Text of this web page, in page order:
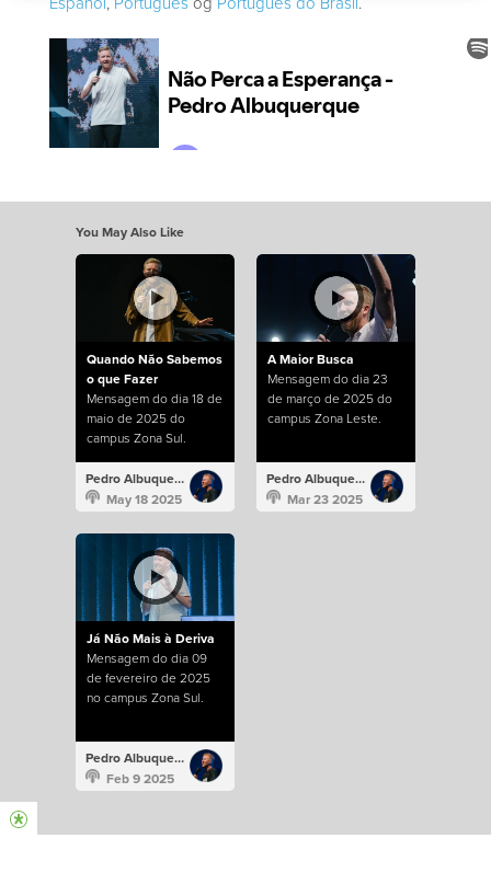
You May Also Like
Quando Não Sabemos
o que Fazer
Mensagem do dia 18 de
maio de 2025 do
campus Zona Sul.
Pedro Albuquerque
May 18 2025
A Maior Busca
Mensagem do dia 23
de março de 2025 do
campus Zona Leste.
Pedro Albuquerque
Mar 23 2025
Já Não Mais à Deriva
Mensagem do dia 09
de fevereiro de 2025
no campus Zona Sul.
Pedro Albuquerque
Feb 9 2025